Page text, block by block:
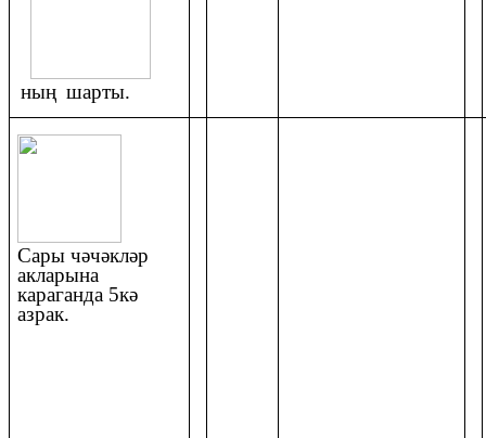
ның шарты.
Сары чәчәкләр
акларына
караганда 5кә
азрак.